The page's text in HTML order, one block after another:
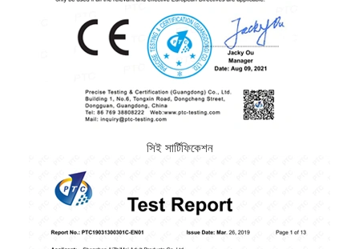
সিই সার্টিফিকেশন